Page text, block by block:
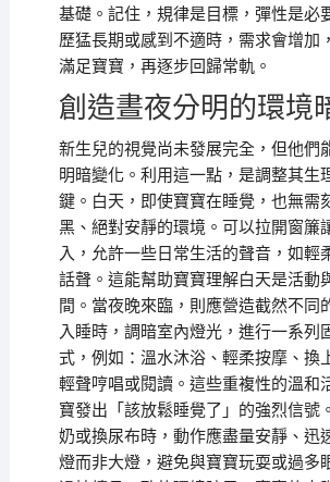
基礎。記住，規律是目標，彈性是必
歷猛長期或感到不適時，需求會增加
滿足寶寶，再逐步回歸常軌。
創造晝夜分明的環境
新生兒的視覺尚未發展完全，但他們
明暗變化。利用這一點，是調整其生
鍵。白天，即使寶寶在睡覺，也無需
黑、絕對安靜的環境。可以拉開窗簾
入，允許一些日常生活的聲音，如輕
話聲。這能幫助寶寶理解白天是活動
間。當夜晚來臨，則應營造截然不同
入睡時，調暗室內燈光，進行一系列
式，例如：溫水沐浴、輕柔按摩、換
輕聲哼唱或閱讀。這些重複性的溫和
寶發出「該放鬆睡覺了」的強烈信號
奶或換尿布時，動作應盡量安靜、迅
燈而非大燈，避免與寶寶玩耍或過多